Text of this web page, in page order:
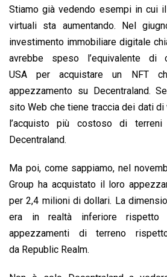
Stiamo già vedendo esempi in cui
virtuali sta aumentando. Nel
investimento immobiliare digitale
avrebbe speso l’equivalente di
USA per acquistare un NFT
appezzamento su Decentraland.
sito Web che tiene traccia dei dati di
l’acquisto più costoso di
Decentraland.
Ma poi, come sappiamo, nel
Group ha acquistato il loro
per 2,4 milioni di dollari. La
era in realtà inferiore rispetto
appezzamenti di terreno
da Republic Realm.